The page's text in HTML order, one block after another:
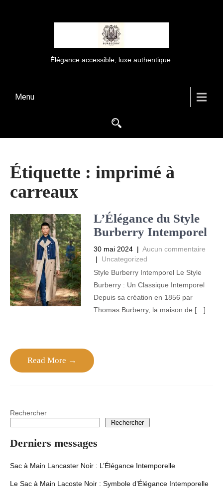
Élégance accessible, luxe authentique.
Menu
Étiquette : imprimé à
carreaux
L’Élégance du Style
Burberry Intemporel
30 mai 2024 | Aucun commentaire
| Uncategorized
Style Burberry Intemporel Le Style
Burberry : Un Classique Intemporel
Depuis sa création en 1856 par
Thomas Burberry, la maison de […]
Read More →
Rechercher
Rechercher
Derniers messages
Sac à Main Lancaster Noir : L’Élégance Intemporelle
Le Sac à Main Lacoste Noir : Symbole d’Élégance Intemporelle